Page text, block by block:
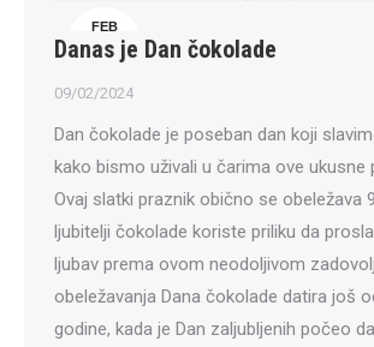
FEB
9
Danas je Dan čokolade
09/02/2024
Dan čokolade je poseban dan koji
kako bismo uživali u čarima ove ukusne
Ovaj slatki praznik obično se obeležava
ljubitelji čokolade koriste priliku da
ljubav prema ovom neodoljivom
obeležavanja Dana čokolade datira još
godine, kada je Dan zaljubljenih počeo